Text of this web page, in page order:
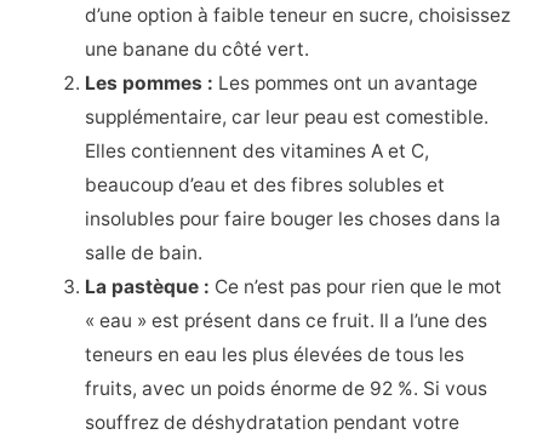
d’une option à faible teneur en sucre, choisissez
une banane du côté vert.
Les pommes : Les pommes ont un avantage
supplémentaire, car leur peau est comestible.
Elles contiennent des vitamines A et C,
beaucoup d’eau et des fibres solubles et
insolubles pour faire bouger les choses dans la
salle de bain.
La pastèque : Ce n’est pas pour rien que le mot
« eau » est présent dans ce fruit. Il a l’une des
teneurs en eau les plus élevées de tous les
fruits, avec un poids énorme de 92 %. Si vous
souffrez de déshydratation pendant votre